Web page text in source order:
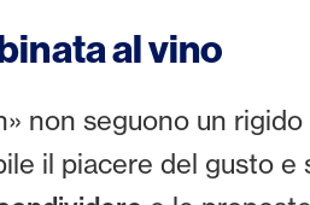
al vino
non seguono un
il piacere del gusto